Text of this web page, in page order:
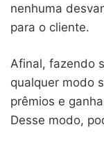
nenhuma
para o cliente.
Afinal, fazendo
qualquer modo
prêmios e
Desse modo,